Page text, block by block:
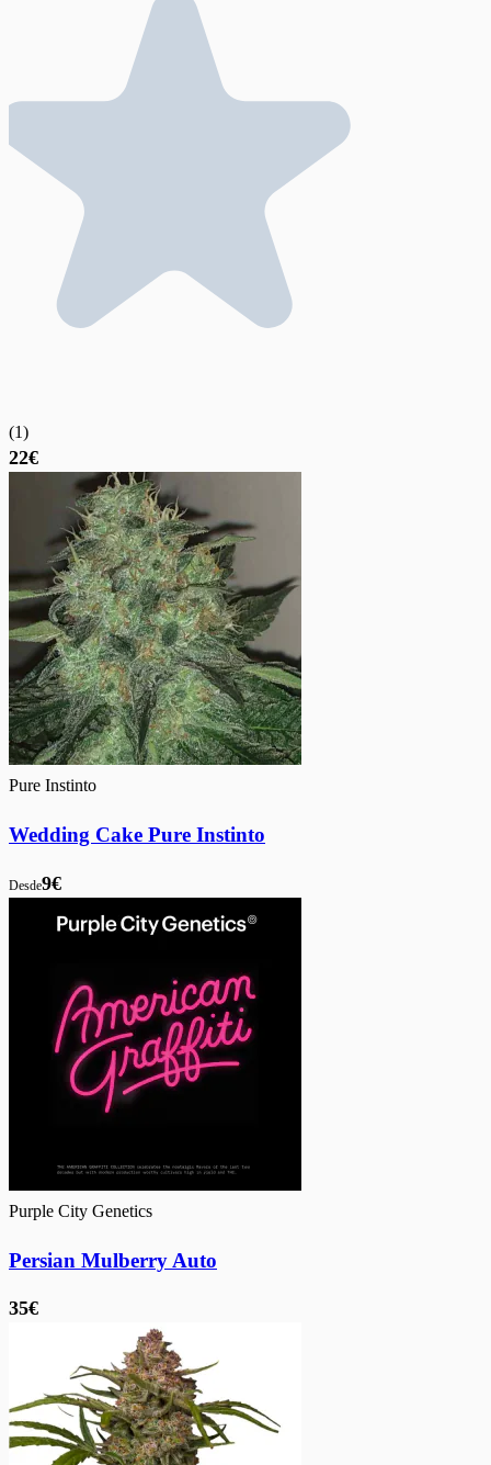
(1)
22€
Pure Instinto
Wedding Cake Pure Instinto
Desde9€
Purple City Genetics
Persian Mulberry Auto
35€